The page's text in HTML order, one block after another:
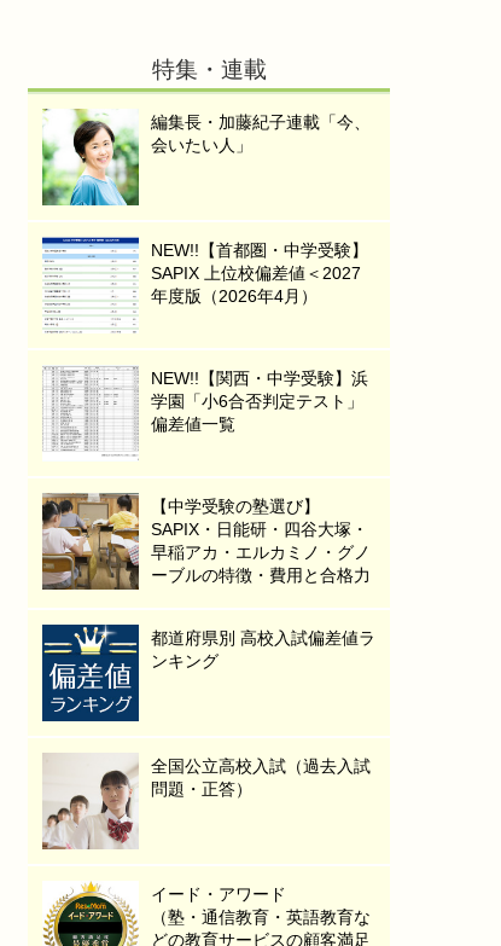
特集・連載
編集長・加藤紀子連載「今、
会いたい人」
NEW!!【首都圏・中学受験】
SAPIX 上位校偏差値＜2027
年度版（2026年4月）
NEW!!【関西・中学受験】浜
学園「小6合否判定テスト」
偏差値一覧
【中学受験の塾選び】
SAPIX・日能研・四谷大塚・
早稲アカ・エルカミノ・グノ
ーブルの特徴・費用と合格力
都道府県別 高校入試偏差値ラ
ンキング
全国公立高校入試（過去入試
問題・正答）
イード・アワード
（塾・通信教育・英語教育な
どの教育サービスの顧客満足